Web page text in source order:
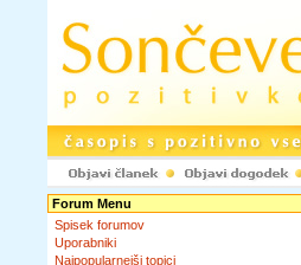
Forum Menu
Spisek forumov
Uporabniki
Najpopularnejši topici